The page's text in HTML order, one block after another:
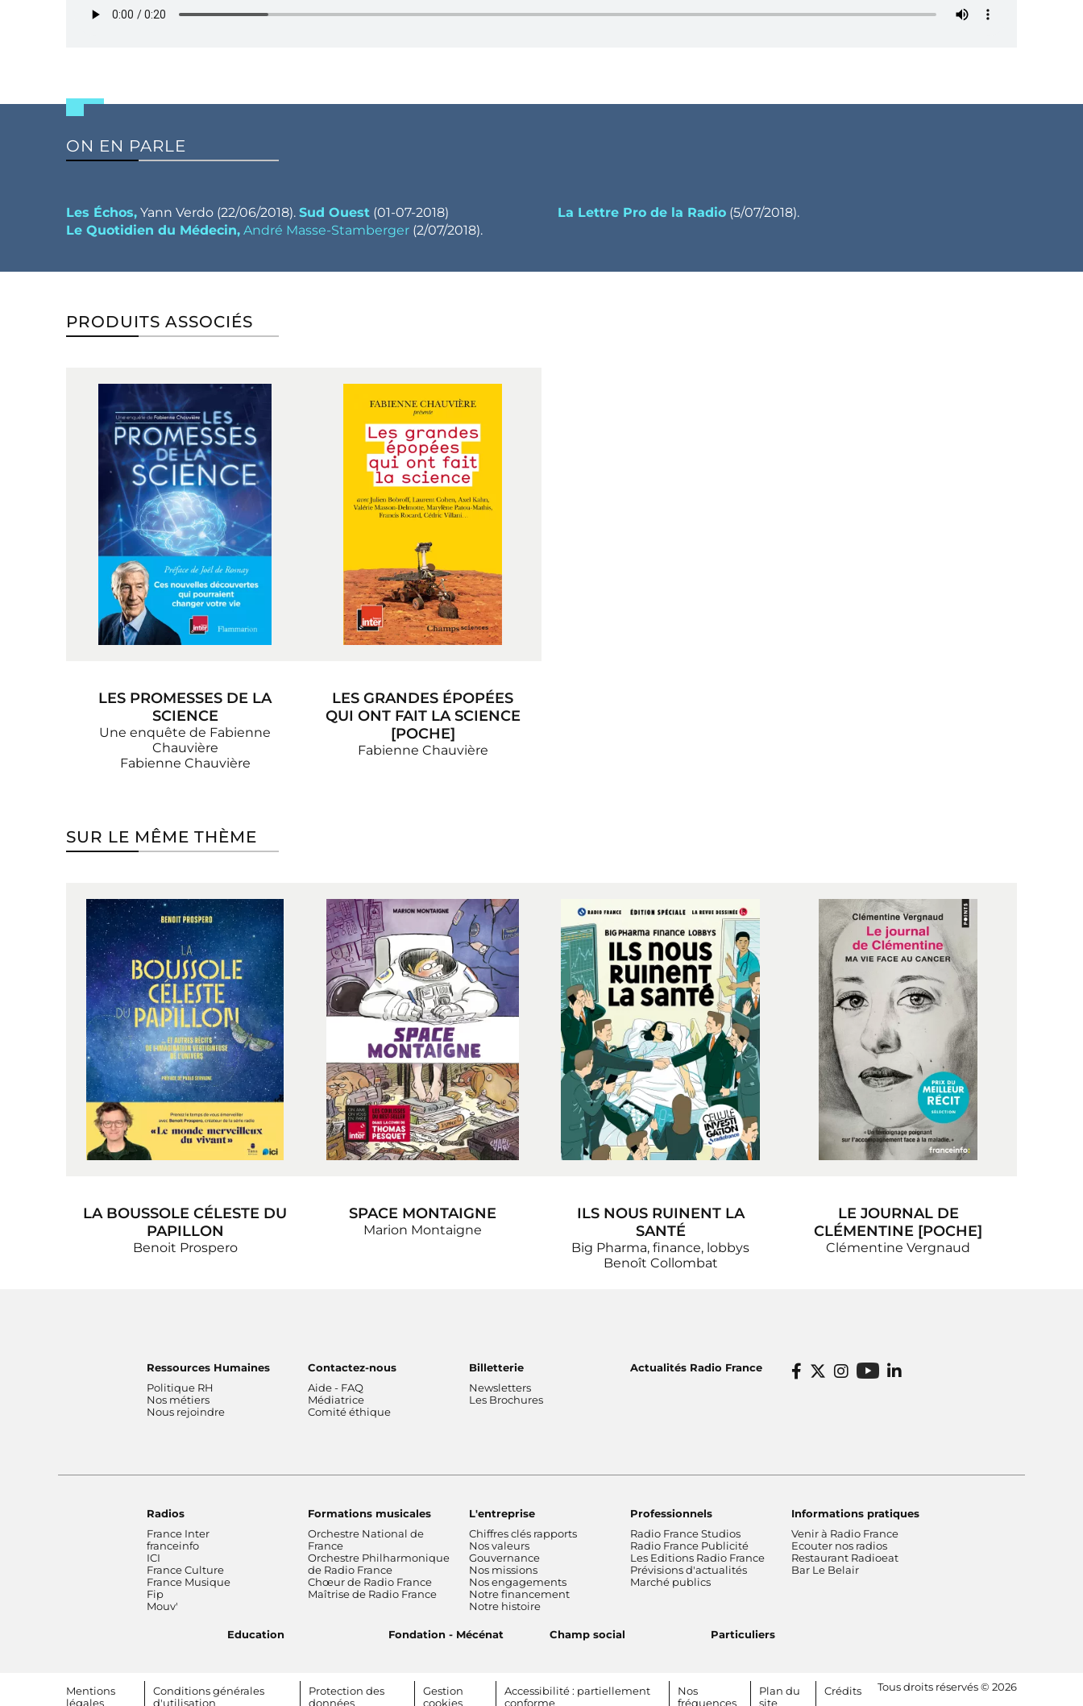
ON EN PARLE
Les Échos, Yann Verdo (22/06/2018). Sud Ouest (01-07-2018)
Le Quotidien du Médecin, André Masse-Stamberger (2/07/2018).
La Lettre Pro de la Radio (5/07/2018).
PRODUITS ASSOCIÉS
LES PROMESSES DE LA
SCIENCE
Une enquête de Fabienne
Chauvière
Fabienne Chauvière
LES GRANDES ÉPOPÉES
QUI ONT FAIT LA SCIENCE
[POCHE]
Fabienne Chauvière
SUR LE MÊME THÈME
LA BOUSSOLE CÉLESTE DU
PAPILLON
Benoit Prospero
SPACE MONTAIGNE
Marion Montaigne
ILS NOUS RUINENT LA
SANTÉ
Big Pharma, finance, lobbys
Benoît Collombat
LE JOURNAL DE
CLÉMENTINE [POCHE]
Clémentine Vergnaud
Ressources Humaines
Politique RH
Nos métiers
Nous rejoindre
Contactez-nous
Aide - FAQ
Médiatrice
Comité éthique
Billetterie
Newsletters
Les Brochures
Actualités Radio France
Radios
France Inter
franceinfo
ICI
France Culture
France Musique
Fip
Mouv'
Formations musicales
Orchestre National de
France
Orchestre Philharmonique
de Radio France
Chœur de Radio France
Maîtrise de Radio France
L'entreprise
Chiffres clés rapports
Nos valeurs
Gouvernance
Nos missions
Nos engagements
Notre financement
Notre histoire
Professionnels
Radio France Studios
Radio France Publicité
Les Editions Radio France
Prévisions d'actualités
Marché publics
Informations pratiques
Venir à Radio France
Ecouter nos radios
Restaurant Radioeat
Bar Le Belair
Education Fondation - Mécénat Champ social Particuliers
Footer bottom
Mentions
légales
Conditions générales
d'utilisation
Protection des
données
Gestion
cookies
Accessibilité : partiellement
conforme
Nos
fréquences
Plan du
site
Crédits
Tous droits réservés © 2026